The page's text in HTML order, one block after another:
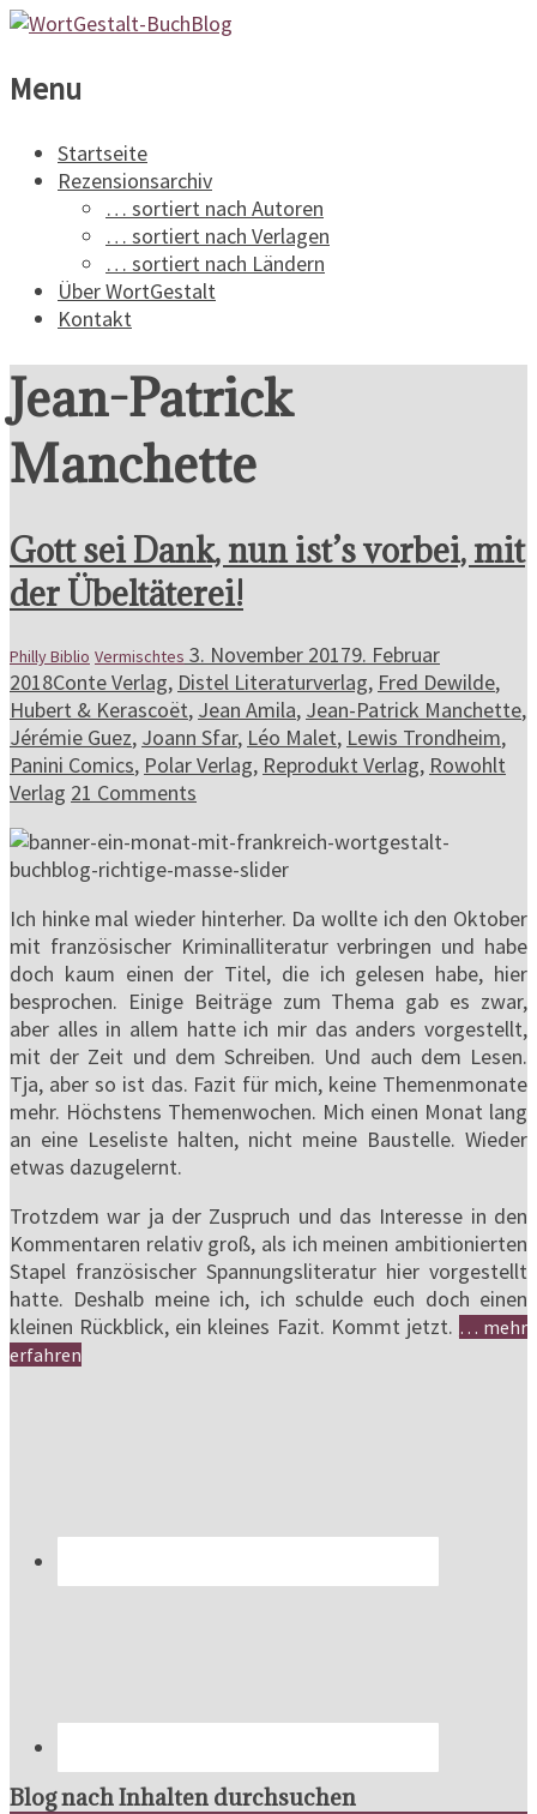
WortGestalt-
Buchblog
Spannungsliteratur
Menu
Startseite
Rezensionsarchiv
… sortiert nach Autoren
… sortiert nach Verlagen
… sortiert nach Ländern
Über WortGestalt
Kontakt
Jean-Patrick
Manchette
Gott sei Dank, nun ist’s vorbei, mit
der Übeltäterei!
Philly Biblio Vermischtes 3. November 20179. Februar
2018Conte Verlag, Distel Literaturverlag, Fred Dewilde,
Hubert & Kerascoët, Jean Amila, Jean-Patrick Manchette,
Jérémie Guez, Joann Sfar, Léo Malet, Lewis Trondheim,
Panini Comics, Polar Verlag, Reprodukt Verlag, Rowohlt
Verlag 21 Comments
Ich hinke mal wieder hinterher. Da wollte ich den Oktober
mit französischer Kriminalliteratur verbringen und habe
doch kaum einen der Titel, die ich gelesen habe, hier
besprochen. Einige Beiträge zum Thema gab es zwar,
aber alles in allem hatte ich mir das anders vorgestellt,
mit der Zeit und dem Schreiben. Und auch dem Lesen.
Tja, aber so ist das. Fazit für mich, keine Themenmonate
mehr. Höchstens Themenwochen. Mich einen Monat lang
an eine Leseliste halten, nicht meine Baustelle. Wieder
etwas dazugelernt.
Trotzdem war ja der Zuspruch und das Interesse in den
Kommentaren relativ groß, als ich meinen ambitionierten
Stapel französischer Spannungsliteratur hier vorgestellt
hatte. Deshalb meine ich, ich schulde euch doch einen
kleinen Rückblick, ein kleines Fazit. Kommt jetzt. … mehr
erfahren
Blog nach Inhalten durchsuchen